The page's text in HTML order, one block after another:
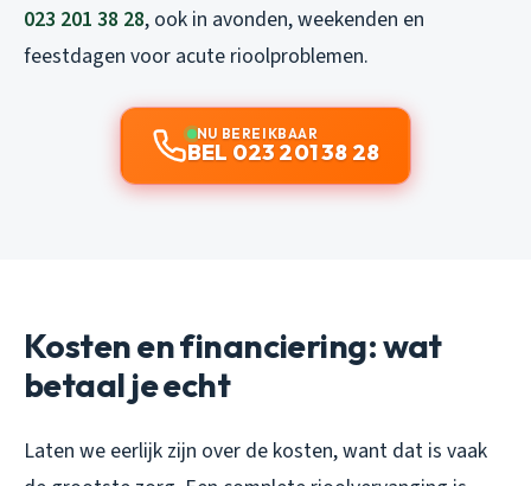
023 201 38 28, ook in avonden, weekenden en
feestdagen voor acute rioolproblemen.
NU BEREIKBAAR
BEL 023 201 38 28
Kosten en financiering: wat
betaal je echt
Laten we eerlijk zijn over de kosten, want dat is vaak